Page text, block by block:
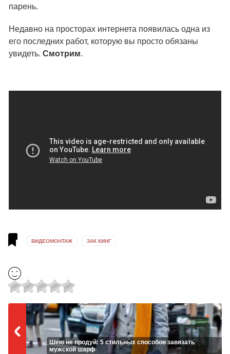
парень.
Недавно на просторах интернета появилась одна из
его последних работ, которую вы просто обязаны
увидеть. Смотрим.
ВИДЕОМОНТАЖ ЗАК КИНГ
Шею не продуй: 5 стильных способов завязать
мужской шарф